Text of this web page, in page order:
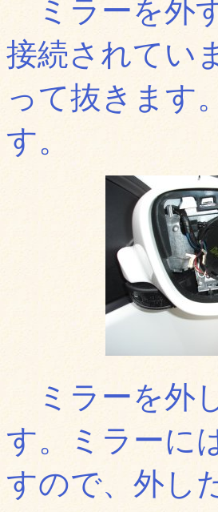
ミラーを外
接続されてい
って抜きます
す。
ミラーを外
す。ミラーに
すので、外し